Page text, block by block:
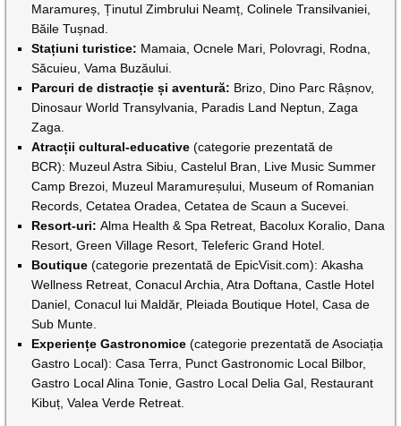
Maramureș, Ținutul Zimbrului Neamț, Colinele Transilvaniei,
Băile Tușnad.
Stațiuni turistice: Mamaia, Ocnele Mari, Polovragi, Rodna,
Săcuieu, Vama Buzăului.
Parcuri de distracție și aventură: Brizo, Dino Parc Râșnov,
Dinosaur World Transylvania, Paradis Land Neptun, Zaga
Zaga.
Atracții cultural-educative(categorie prezentată de
BCR): Muzeul Astra Sibiu, Castelul Bran, Live Music Summer
Camp Brezoi, Muzeul Maramureșului, Museum of Romanian
Records, Cetatea Oradea, Cetatea de Scaun a Sucevei.
Resort-uri: Alma Health & Spa Retreat, Bacolux Koralio, Dana
Resort, Green Village Resort, Teleferic Grand Hotel.
Boutique(categorie prezentată de EpicVisit.com): Akasha
Wellness Retreat, Conacul Archia, Atra Doftana, Castle Hotel
Daniel, Conacul lui Maldăr, Pleiada Boutique Hotel, Casa de
Sub Munte.
Experiențe Gastronomice(categorie prezentată de Asociația
Gastro Local): Casa Terra, Punct Gastronomic Local Bilbor,
Gastro Local Alina Tonie, Gastro Local Delia Gal, Restaurant
Kibuț, Valea Verde Retreat.